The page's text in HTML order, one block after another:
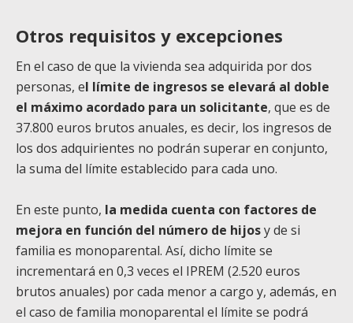
Otros requisitos y excepciones
En el caso de que la vivienda sea adquirida por dos
personas, el límite de ingresos se elevará al doble
el máximo acordado para un solicitante, que es de
37.800 euros brutos anuales, es decir, los ingresos de
los dos adquirientes no podrán superar en conjunto,
la suma del límite establecido para cada uno.
En este punto, la medida cuenta con factores de
mejora en función del número de hijosy de si
familia es monoparental. Así, dicho límite se
incrementará en 0,3 veces el IPREM (2.520 euros
brutos anuales) por cada menor a cargo y, además, en
el caso de familia monoparental el límite se podrá